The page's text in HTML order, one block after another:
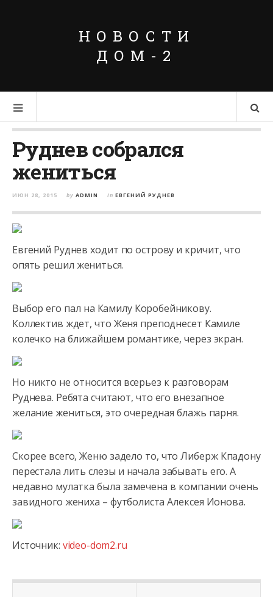
НОВОСТИ
ДОМ-2
Руднев собрался
жениться
ИЮН 28, 2015 by ADMIN in ЕВГЕНИЙ РУДНЕВ
Евгений Руднев ходит по острову и кричит, что
опять решил жениться.
Выбор его пал на Камилу Коробейникову.
Коллектив ждет, что Женя преподнесет Камиле
колечко на ближайшем романтике, через экран.
Но никто не относится всерьез к разговорам
Руднева. Ребята считают, что его внезапное
желание жениться, это очередная блажь парня.
Скорее всего, Женю задело то, что Либерж Кпадону
перестала лить слезы и начала забывать его. А
недавно мулатка была замечена в компании очень
завидного жениха – футболиста Алексея Ионова.
Источник: video-dom2.ru